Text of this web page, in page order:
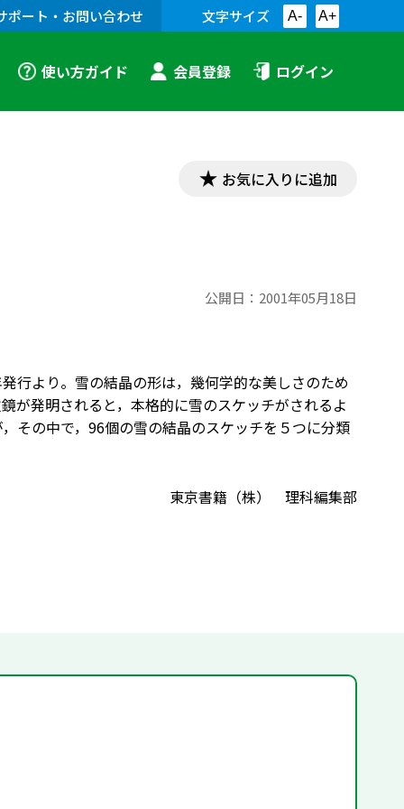
ポート・お問い合わせ 文字サイズ A- A+
使い方ガイド 会員登録 ログイン
お気に入りに追加
公開日： 2001年05月18日
行より。雪の結晶の形は，幾何学的な美しさのため
が発明されると，本格的に雪のスケッチがされるよ
その中で，96個の雪の結晶のスケッチを５つに分類
東京書籍（株） 理科編集部